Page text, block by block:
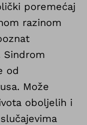
poremećaj
razinom
Sindrom
od
Može
oboljelih i